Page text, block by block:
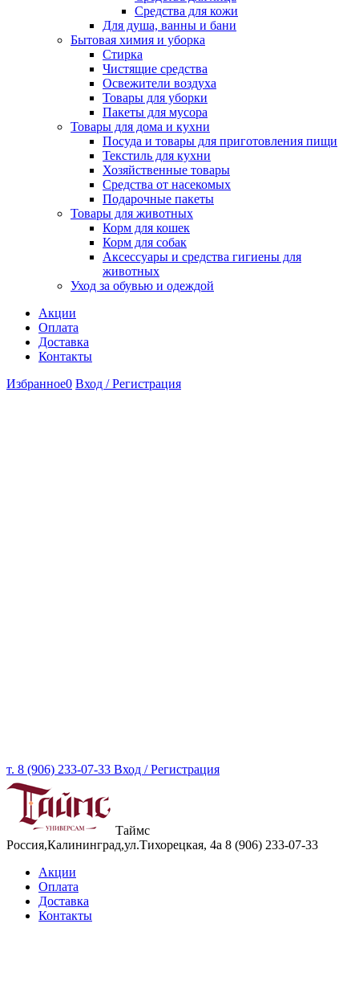
Средства для кожи
Для душа, ванны и бани
Бытовая химия и уборка
Стирка
Чистящие средства
Освежители воздуха
Товары для уборки
Пакеты для мусора
Товары для дома и кухни
Посуда и товары для приготовления пищи
Текстиль для кухни
Хозяйственные товары
Средства от насекомых
Подарочные пакеты
Товары для животных
Корм для кошек
Корм для собак
Аксессуары и средства гигиены для
животных
Уход за обувью и одеждой
Акции
Оплата
Доставка
Контакты
Избранное0 Вход / Регистрация
т. 8 (906) 233-07-33 Вход / Регистрация
Таймс
Россия,Калининград,ул.Тихорецкая, 4а 8 (906) 233-07-33
Акции
Оплата
Доставка
Контакты